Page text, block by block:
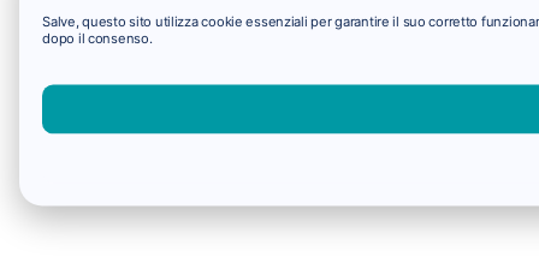
Salve, questo sito utilizza cookie essenziali per garantire il suo corretto
dopo il consenso.